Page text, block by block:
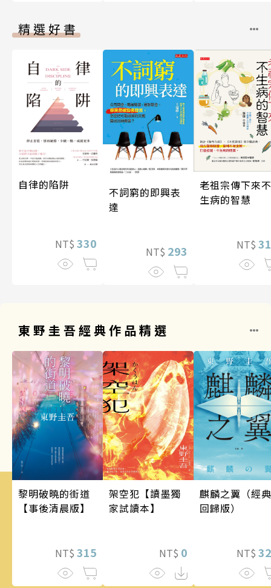
精選好書
自律的陷阱
NT$ 330
不詞窮的即興表
達
NT$ 293
老祖宗傳下來不
生病的智慧
NT$
東野圭吾經典作品精選
黎明破曉的街道
【事後清晨版】
NT$ 315
架空犯【讀墨獨
家試讀本】
NT$ 0
麒麟之翼（經典
回歸版）
NT$